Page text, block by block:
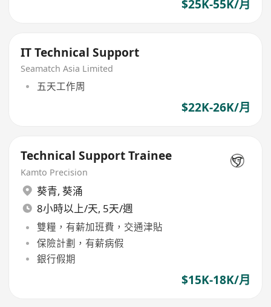
$25K-55K/月
IT Technical Support
Seamatch Asia Limited
五天工作周
$22K-26K/月
Technical Support Trainee
Kamto Precision
葵青, 葵涌
8小時以上/天, 5天/週
雙糧，有薪加班費，交通津貼
保險計劃，有薪病假
銀行假期
$15K-18K/月